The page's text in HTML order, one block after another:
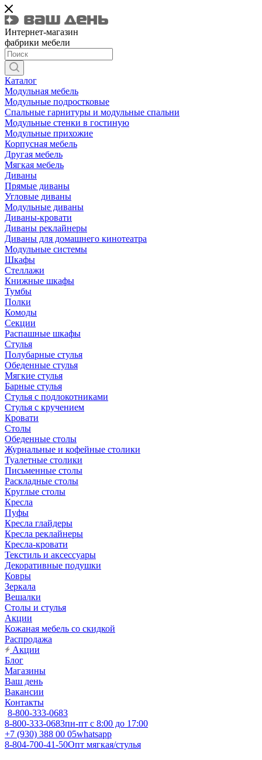
Интернет-магазин
фабрики мебели
Каталог
Модульная мебель
Модульные подростковые
Спальные гарнитуры и модульные спальни
Модульные стенки в гостиную
Модульные прихожие
Корпусная мебель
Другая мебель
Мягкая мебель
Диваны
Прямые диваны
Угловые диваны
Модульные диваны
Диваны-кровати
Диваны реклайнеры
Диваны для домашнего кинотеатра
Модульные системы
Шкафы
Стеллажи
Книжные шкафы
Тумбы
Полки
Комоды
Секции
Распашные шкафы
Стулья
Полубарные стулья
Обеденные стулья
Мягкие стулья
Барные стулья
Стулья с подлокотниками
Стулья с кручением
Кровати
Столы
Обеденные столы
Журнальные и кофейные столики
Туалетные столики
Письменные столы
Раскладные столы
Круглые столы
Кресла
Пуфы
Кресла глайдеры
Кресла реклайнеры
Кресла-кровати
Текстиль и аксессуары
Декоративные подушки
Ковры
Зеркала
Вешалки
Столы и стулья
Акции
Кожаная мебель со скидкой
Распродажа
Акции
Блог
Магазины
Ваш день
Вакансии
Контакты
8-800-333-0683
8-800-333-0683пн-пт с 8:00 до 17:00
+7 (930) 388 00 05whatsapp
8-804-700-41-50Опт мягкая/стулья